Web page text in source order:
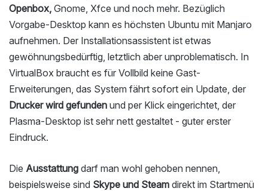
Openbox, Gnome, Xfce und noch mehr. Bezüglich
Vorgabe-Desktop kann es höchsten Ubuntu mit Manjaro
aufnehmen. Der Installationsassistent ist etwas
gewöhnungsbedürftig, letztlich aber unproblematisch. In
VirtualBox braucht es für Vollbild keine Gast-
Erweiterungen, das System fährt sofort ein Update, der
Drucker wird gefunden und per Klick eingerichtet, der
Plasma-Desktop ist sehr nett gestaltet - guter erster
Eindruck.
Die Ausstattung darf man wohl gehoben nennen,
beispielsweise sind Skype und Steam direkt im Startmenü